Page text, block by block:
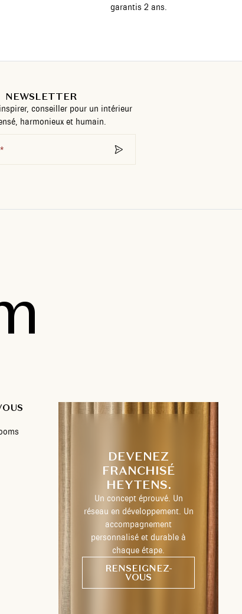
garantis 2 ans.
NEWSLETTER
conseiller pour un intérieur
harmonieux et humain.
DEVENEZ
FRANCHISÉ
HEYTENS.
Un concept éprouvé. Un
réseau en développement. Un
accompagnement
personnalisé et durable à
chaque étape.
RENSEIGNEZ-
VOUS